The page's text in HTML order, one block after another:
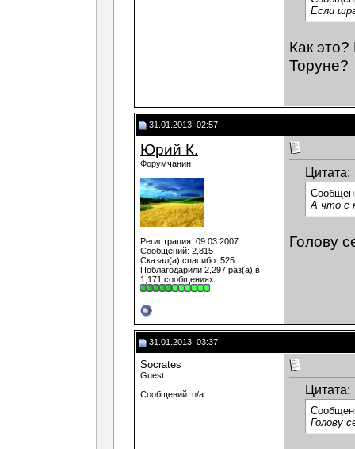
Если
Как
Торуне?
31.01.2013, 02:57
Юрий К.
Форумчанин
Регистрация: 09.03.2007
Сообщений: 2,815
Сказал(а) спасибо: 525
Поблагодарили 2,297 раз(а) в
1,171 сообщениях
Цитата:
А что с
Голову
31.01.2013, 03:37
Socrates
Guest
Сообщений: n/a
Цитата:
Голову